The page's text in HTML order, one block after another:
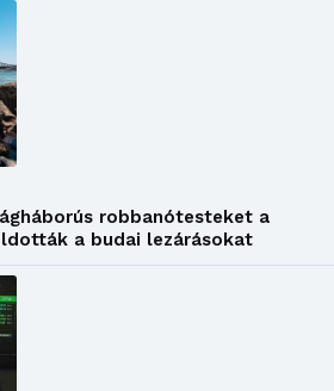
robbanótesteket a
a budai lezárásokat